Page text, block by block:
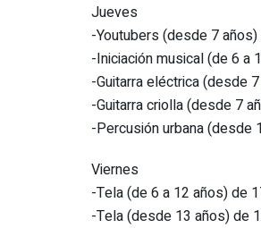
Jueves
-Youtubers (desde 7
-Iniciación musical (de 6 a
-Guitarra eléctrica (desde
-Guitarra criolla (desde 7
-Percusión urbana (desde
Viernes
-Tela (de 6 a 12 años) de
-Tela (desde 13 años) de